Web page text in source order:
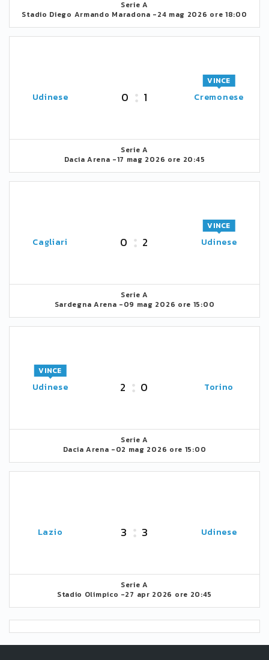
Serie A
Stadio Diego Armando Maradona -24 mag 2026 ore 18:00
Udinese 0 1 Cremonese
VINCE
Serie A
Dacia Arena -17 mag 2026 ore 20:45
Cagliari 0 2 Udinese
VINCE
Serie A
Sardegna Arena -09 mag 2026 ore 15:00
Udinese
VINCE
2 0 Torino
Serie A
Dacia Arena -02 mag 2026 ore 15:00
Lazio 3 3 Udinese
Serie A
Stadio Olimpico -27 apr 2026 ore 20:45